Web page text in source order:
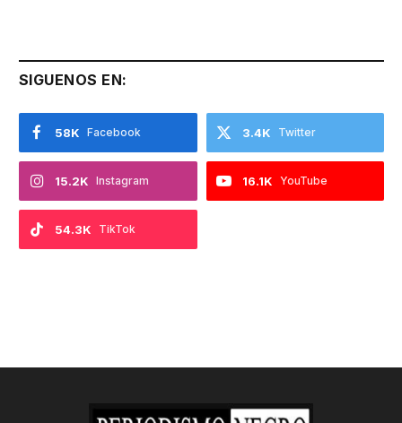
SIGUENOS EN:
Facebook
58K Twitter
3.4K
Instagram
15.2K YouTube
16.1K
TikTok
54.3K